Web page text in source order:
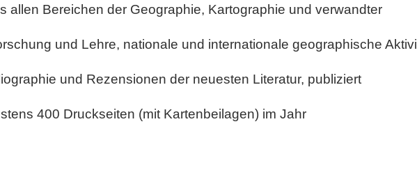
allen Bereichen der Geographie, Kartographie und verwandter
und Lehre, nationale und internationale geographische
und Rezensionen der neuesten Literatur, publiziert
400 Druckseiten (mit Kartenbeilagen) im Jahr